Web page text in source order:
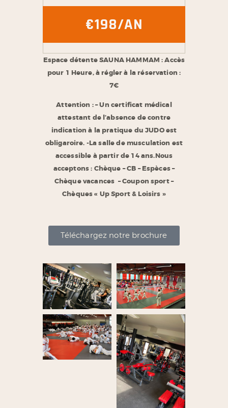
€198/AN
Espace détente SAUNA HAMMAM : Accès
pour 1 Heure, à régler à la réservation :
7€
Attention :– Un certificat médical
attestant de l’absence de contre
indication à la pratique du JUDO est
obligaroire. -La salle de musculation est
accessible à partir de 14 ans.Nous
acceptons : Chèque – CB – Espèces –
Chèque vacances – Coupon sport –
Chèques « Up Sport & Loisirs »
Téléchargez notre brochure